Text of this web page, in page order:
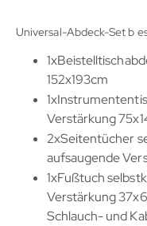
Universal-Abdeck-Set b
152x193cm
Verstärkung
2xSeitentücher
aufsaugende
1xFußtuch
Verstärkung
Schlauch- und